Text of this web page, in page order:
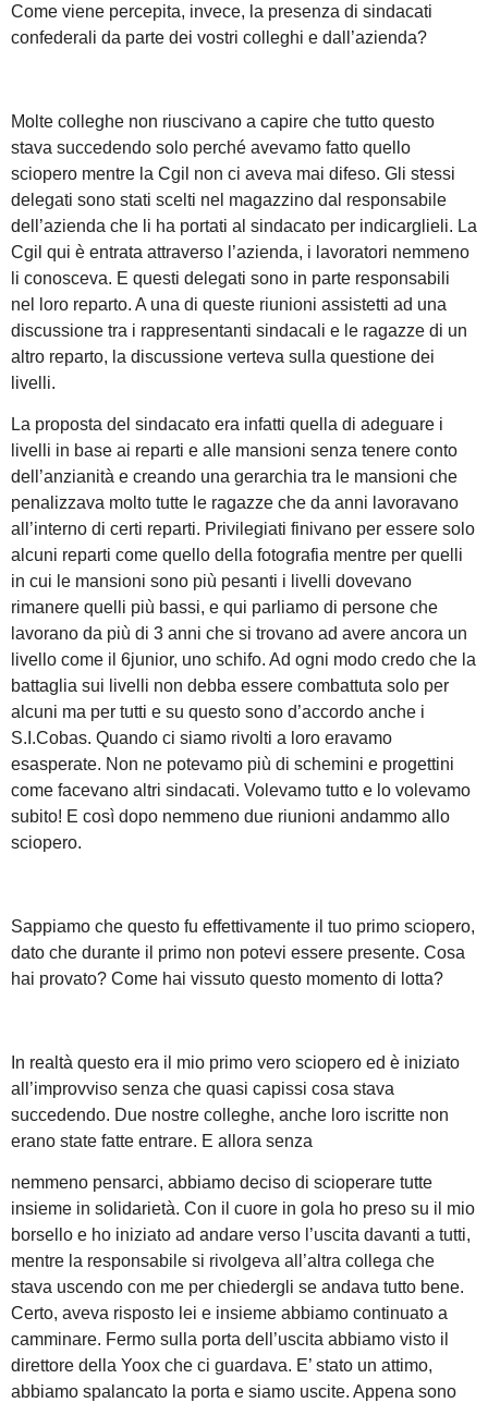
Come viene percepita, invece, la presenza di sindacati
confederali da parte dei vostri colleghi e dall’azienda?
Molte colleghe non riuscivano a capire che tutto questo
stava succedendo solo perché avevamo fatto quello
sciopero mentre la Cgil non ci aveva mai difeso. Gli stessi
delegati sono stati scelti nel magazzino dal responsabile
dell’azienda che li ha portati al sindacato per indicarglieli. La
Cgil qui è entrata attraverso l’azienda, i lavoratori nemmeno
li conosceva. E questi delegati sono in parte responsabili
nel loro reparto. A una di queste riunioni assistetti ad una
discussione tra i rappresentanti sindacali e le ragazze di un
altro reparto, la discussione verteva sulla questione dei
livelli.
La proposta del sindacato era infatti quella di adeguare i
livelli in base ai reparti e alle mansioni senza tenere conto
dell’anzianità e creando una gerarchia tra le mansioni che
penalizzava molto tutte le ragazze che da anni lavoravano
all’interno di certi reparti. Privilegiati finivano per essere solo
alcuni reparti come quello della fotografia mentre per quelli
in cui le mansioni sono più pesanti i livelli dovevano
rimanere quelli più bassi, e qui parliamo di persone che
lavorano da più di 3 anni che si trovano ad avere ancora un
livello come il 6junior, uno schifo. Ad ogni modo credo che la
battaglia sui livelli non debba essere combattuta solo per
alcuni ma per tutti e su questo sono d’accordo anche i
S.I.Cobas. Quando ci siamo rivolti a loro eravamo
esasperate. Non ne potevamo più di schemini e progettini
come facevano altri sindacati. Volevamo tutto e lo volevamo
subito! E così dopo nemmeno due riunioni andammo allo
sciopero.
Sappiamo che questo fu effettivamente il tuo primo sciopero,
dato che durante il primo non potevi essere presente. Cosa
hai provato? Come hai vissuto questo momento di lotta?
In realtà questo era il mio primo vero sciopero ed è iniziato
all’improvviso senza che quasi capissi cosa stava
succedendo. Due nostre colleghe, anche loro iscritte non
erano state fatte entrare. E allora senza
nemmeno pensarci, abbiamo deciso di scioperare tutte
insieme in solidarietà. Con il cuore in gola ho preso su il mio
borsello e ho iniziato ad andare verso l’uscita davanti a tutti,
mentre la responsabile si rivolgeva all’altra collega che
stava uscendo con me per chiedergli se andava tutto bene.
Certo, aveva risposto lei e insieme abbiamo continuato a
camminare. Fermo sulla porta dell’uscita abbiamo visto il
direttore della Yoox che ci guardava. E’ stato un attimo,
abbiamo spalancato la porta e siamo uscite. Appena sono